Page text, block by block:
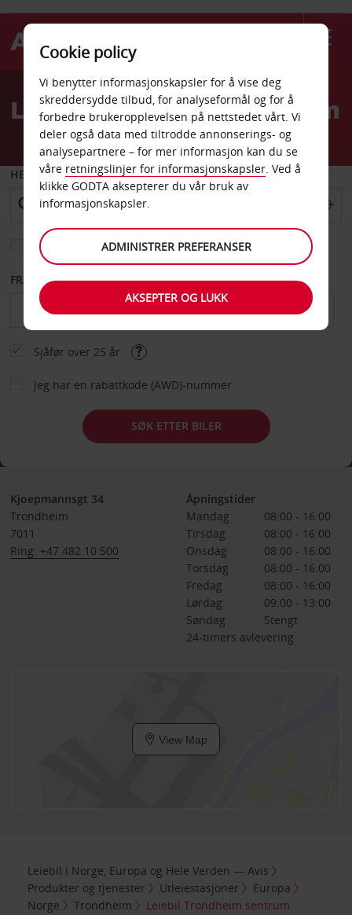
Welcome
AvisLeiebil Trondheim sentrum
HENT FRA
Velg et annet leveringssted
FRA DATO TIL DATO
Sjåfør over 25 år
Jeg har en rabattkode (AWD)-nummer
SØK ETTER BILER
Kjoepmannsgt 34
Trondheim
7011
Ring: +47 482 10 500
Åpningstider
Mandag
08:00 - 16:00
Tirsdag
08:00 - 16:00
Onsdag
08:00 - 16:00
Torsdag
08:00 - 16:00
Fredag
08:00 - 16:00
Lørdag
09:00 - 13:00
Søndag
Stengt
24-timers avlevering
View Map
Leiebil i Norge, Europa og Hele Verden — Avis
Produkter og tjenester
Utleiestasjoner
Europa
Norge
Trondheim Leiebil Trondheim sentrum
Cookie policy
Vi benytter informasjonskapsler for å vise deg
skreddersydde tilbud, for analyseformål og for å
forbedre brukeropplevelsen på nettstedet vårt. Vi
deler også data med tiltrodde annonserings- og
analysepartnere – for mer informasjon kan du se
våre retningslinjer for informasjonskapsler. Ved å
klikke GODTA aksepterer du vår bruk av
informasjonskapsler.
ADMINISTRER PREFERANSER
AKSEPTER OG LUKK